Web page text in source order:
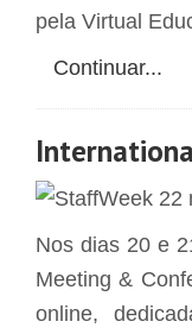
pela Virtual
Continuar...
Nos dias 20 e
Meeting &
online,